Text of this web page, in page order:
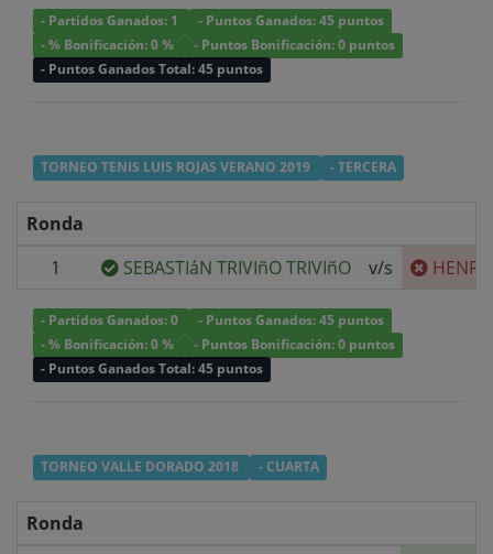
- Partidos Ganados: 1
- Puntos Ganados: 45 puntos
- % Bonificación: 0 %
- Puntos Bonificación: 0 puntos
- Puntos Ganados Total: 45 puntos
TORNEO TENIS LUIS ROJAS VERANO 2019 - TERCERA
Ronda
1
SEBASTIáN TRIVIñO TRIVIñO v/s
- Partidos Ganados: 0
- Puntos Ganados: 45 puntos
- % Bonificación: 0 %
- Puntos Bonificación: 0 puntos
- Puntos Ganados Total: 45 puntos
TORNEO VALLE DORADO 2018 - CUARTA
Ronda